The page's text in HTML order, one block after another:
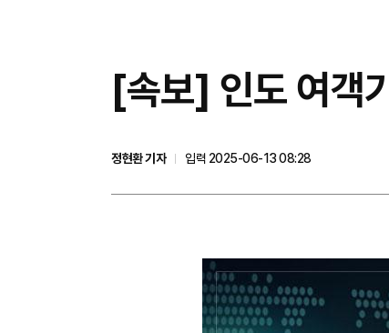
[속보] 인도 여객
정현환 기자
입력 2025-06-13 08:28